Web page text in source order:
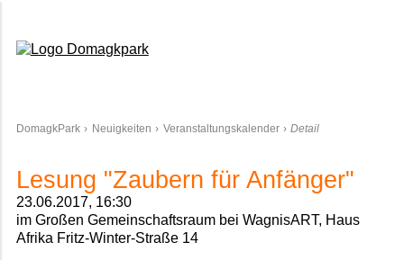
DomagkPark Neuigkeiten Veranstaltungskalender Detail
Lesung "Zaubern für Anfänger"
23.06.2017, 16:30
im Großen Gemeinschaftsraum bei WagnisART, Haus
Afrika Fritz-Winter-Straße 14